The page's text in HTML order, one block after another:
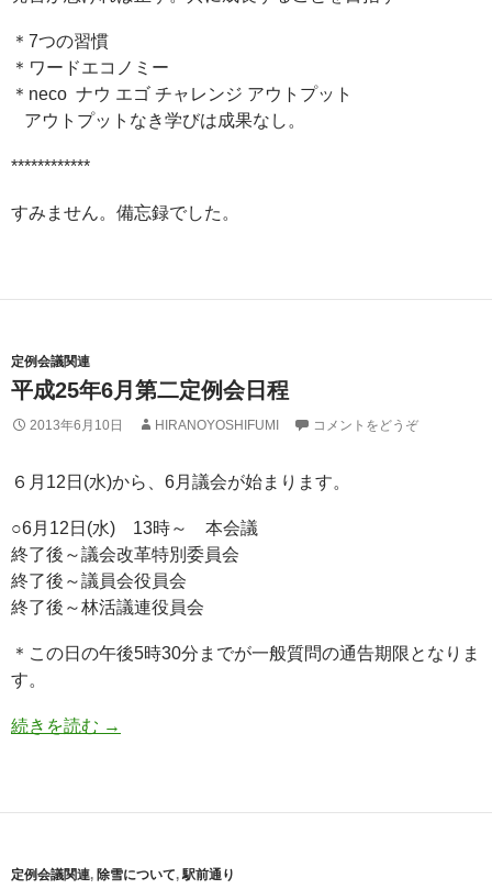
＊7つの習慣
＊ワードエコノミー
＊neco ナウ エゴ チャレンジ アウトプット
アウトプットなき学びは成果なし。
************
すみません。備忘録でした。
定例会議関連
平成25年6月第二定例会日程
2013年6月10日 HIRANOYOSHIFUMI コメントをどうぞ
６月12日(水)から、6月議会が始まります。
○6月12日(水) 13時～ 本会議
終了後～議会改革特別委員会
終了後～議員会役員会
終了後～林活議連役員会
＊この日の午後5時30分までが一般質問の通告期限となりま
す。
続きを読む →
定例会議関連, 除雪について, 駅前通り